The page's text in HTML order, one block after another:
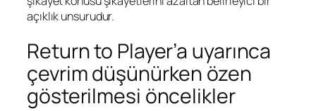
açıklık unsurudur.
Return to Player’a uyarınca
çevrim düşünürken özen
gösterilmesi öncelikler